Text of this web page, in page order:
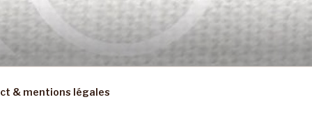
& mentions légales